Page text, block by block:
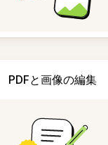
PDFと画像の編集